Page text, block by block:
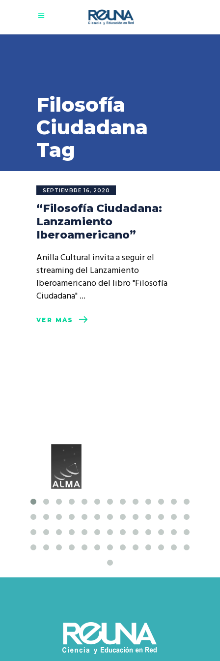
Filosofía
Ciudadana
Tag
SEPTIEMBRE 16, 2020
“Filosofía Ciudadana:
Lanzamiento
Iberoamericano”
Anilla Cultural invita a seguir el
streaming del Lanzamiento
Iberoamericano del libro "Filosofía
Ciudadana"
VER MÁS